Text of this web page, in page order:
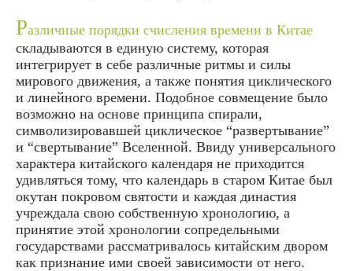
Различные порядки счисления времени в Китае
складываются в единую систему, которая
интегрирует в себе различные ритмы и силы
мирового движения, а также понятия циклического
и линейного времени. Подобное совмещение было
возможно на основе принципа спирали,
символизировавшей циклическое “развертывание”
и “свертывание” Вселенной. Ввиду универсального
характера китайского календаря не приходится
удивляться тому, что календарь в старом Китае был
окутан покровом святости и каждая династия
учреждала свою собственную хронологию, а
принятие этой хронологии сопредельными
государствами рассматривалось китайским двором
как признание ими своей зависимости от него.